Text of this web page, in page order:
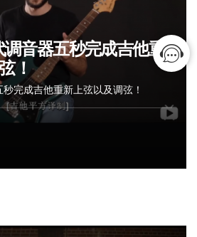
音器五秒完成吉他重
！
完成吉他重新上弦以及调弦！